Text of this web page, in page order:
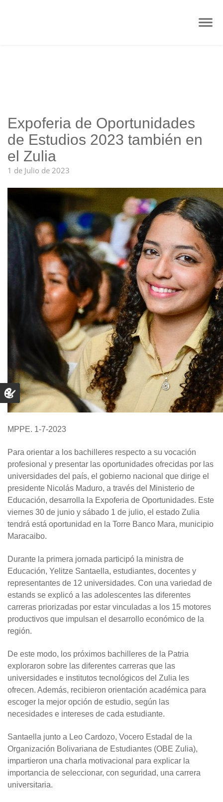
Expoferia de Oportunidades
de Estudios 2023 también en
el Zulia
1 de Julio de 2023
MPPE. 1-7-2023
Para orientar a los bachilleres respecto a su vocación
profesional y presentar las oportunidades ofrecidas por las
universidades del país, el gobierno nacional que dirige el
presidente Nicolás Maduro, a través del Ministerio de
Educación, desarrolla la Expoferia de Oportunidades. Este
viernes 30 de junio y sábado 1 de julio, el estado Zulia
tendrá está oportunidad en la Torre Banco Mara, municipio
Maracaibo.
Durante la primera jornada participó la ministra de
Educación, Yelitze Santaella, estudiantes, docentes y
representantes de 12 universidades. Con una variedad de
estands se explicó a las adolescentes las diferentes
carreras priorizadas por estar vinculadas a los 15 motores
productivos que impulsan el desarrollo económico de la
región.
De este modo, los próximos bachilleres de la Patria
exploraron sobre las diferentes carreras que las
universidades e institutos tecnológicos del Zulia les
ofrecen. Además, recibieron orientación académica para
escoger la mejor opción de estudio, según las
necesidades e intereses de cada estudiante.
Santaella junto a Leo Cardozo, Vocero Estadal de la
Organización Bolivariana de Estudiantes (OBE Zulia),
impartieron una charla motivacional para explicar la
importancia de seleccionar, con seguridad, una carrera
universitaria.